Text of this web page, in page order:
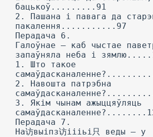
бацькоў.........91
2. Пашана і павага да
пакалення...........97
Перадача 6.
Галоўнае — каб чыстае
запаўняла неба і
1. Што такое
2. Навошта патрэбна
3. Якім чынам ажыццяўляць
Перадача 7.
На访выіпз访іііьі只 веды — у